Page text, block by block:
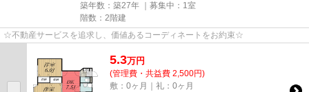
築年数：築27年 ｜募集中： 1室
階数：2階建
☆不動産サービスを追求し、価値あるコーディネートをお約束☆
5.3万円
(管理費・共益費 2,500円)
敷：0ヶ月｜礼：0ヶ月